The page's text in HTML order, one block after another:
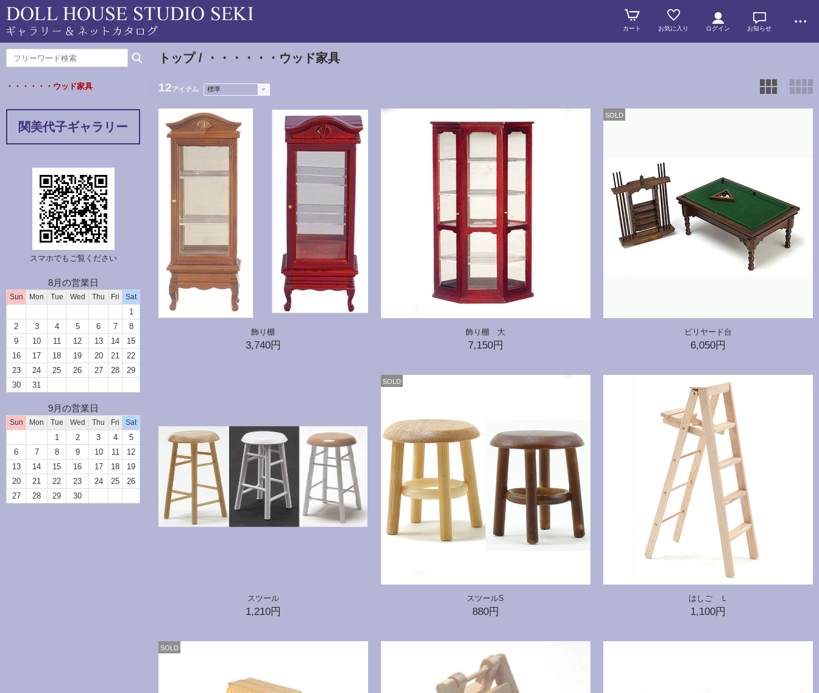
カート お気に入り ログイン お知らせ
・・・・・・ウッド家具
関美代子ギャラリー
スマホでもご覧ください
8月の営業日
Sun Mon Tue Wed Thu Fri Sat
1
2
3 4 5 6 7
8
9
10 11 12 13 14
15
16
17 18 19 20 21
22
23
24 25 26 27 28
29
30
31
9月の営業日
Sun Mon Tue Wed Thu Fri Sat
1 2 3 4
5
6
7 8 9 10 11
12
13
14 15 16 17 18
19
20
21 22 23 24 25
26
27
28 29 30
トップ/ ・・・・・・ウッド家具
12アイテム
飾り棚
3,740円
飾り棚 大
7,150円
SOLD
ビリヤード台
6,050円
スツール
1,210円
SOLD
スツールS
880円
はしご Ｌ
1,100円
SOLD